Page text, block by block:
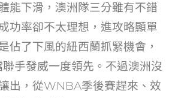
能下滑，澳洲隊三分雖有不錯
功率卻不太理想，進攻略顯單
佔了下風的紐西蘭抓緊機會，
手發威一度領先。不過澳洲沒
出，從WNBA季後賽趕來、效